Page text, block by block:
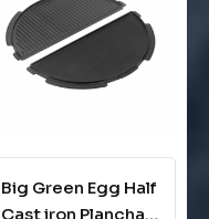
Big Green Egg Half
Cast iron Plancha